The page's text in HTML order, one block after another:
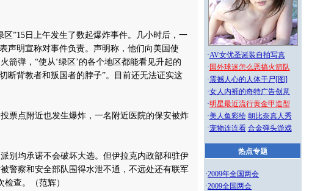
”15日上午发生了数起爆炸事件。几小时后，一
声明宣称对事件负责。声明称，他们向美国使
箭弹，“使从‘绿区’的各个地区都能看见升起的
断背教者和叛国者的脖子”。目前还无法证实这
点附近也发生爆炸，一名附近医院的保安被炸
均承诺不会破坏大选。但伊拉克内政部和驻伊
警察和安全部队围得水泄不通，不远处还有联军
查。（范辉）
·AV女优圣诞装自拍写真
· 国外球迷怎么恶搞火箭队
·震撼人心的人体干尸[图]
·女人内裤的奇特广告创意
·明星最近流行黄金甲造型
·美人鱼彩绘 朝比奈真人秀
·宠物连连看 合金弹头游戏
热点专题
·2009年全国两会
·2009全国两会